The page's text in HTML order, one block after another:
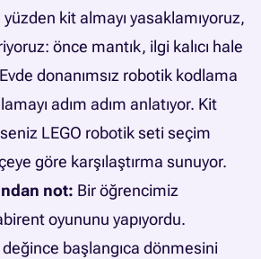
yüzden kit almayı yasaklamıyoruz,
önce mantık, ilgi kalıcı hale
Evde donanımsız robotik kodlama
adım adım anlatıyor. Kit
LEGO robotik seti seçim
göre karşılaştırma sunuyor.
not: Bir öğrencimiz
oyununu yapıyordu.
başlangıca dönmesini